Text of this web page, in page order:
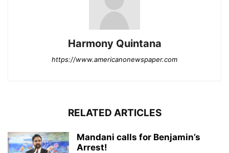
Harmony Quintana
https://www.americanonewspaper.com
RELATED ARTICLES
Mandani calls for Benjamin’s
Arrest!